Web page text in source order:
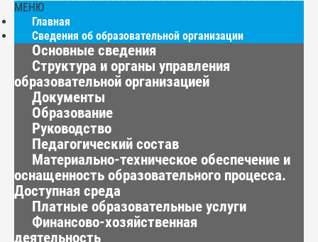
МЕНЮ
Главная
Сведения об образовательной организации
Основные сведения
Структура и органы управления
образовательной организацией
Документы
Образование
Руководство
Педагогический состав
Материально-техническое обеспечение и
оснащенность образовательного процесса.
Доступная среда
Платные образовательные услуги
Финансово-хозяйственная
деятельность